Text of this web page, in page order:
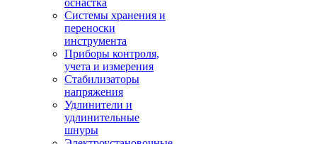
оснастка
Системы хранения и
переноски
инструмента
Приборы контроля,
учета и измерения
Стабилизаторы
напряжения
Удлинители и
удлинительные
шнуры